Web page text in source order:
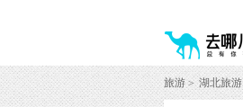
入
去
您
进
入
您
离
开
旅游 > 湖北旅游